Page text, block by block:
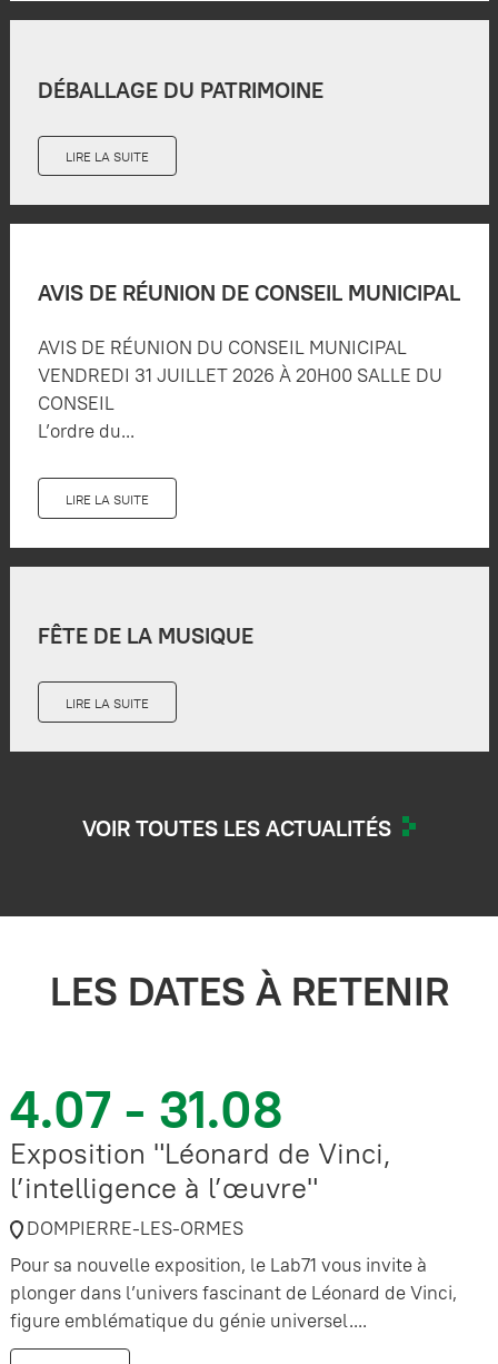
DÉBALLAGE DU PATRIMOINE
LIRE LA SUITE
AVIS DE RÉUNION DE CONSEIL MUNICIPAL
AVIS DE RÉUNION DU CONSEIL MUNICIPAL
VENDREDI 31 JUILLET 2026 À 20H00 SALLE DU
CONSEIL
L’ordre du...
LIRE LA SUITE
FÊTE DE LA MUSIQUE
LIRE LA SUITE
VOIR TOUTES LES ACTUALITÉS
LES DATES À RETENIR
4.07 - 31.08
Exposition "Léonard de Vinci,
l’intelligence à l’œuvre"
DOMPIERRE-LES-ORMES
Pour sa nouvelle exposition, le Lab71 vous invite à
plonger dans l’univers fascinant de Léonard de Vinci,
figure emblématique du génie universel....